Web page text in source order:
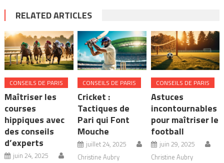
RELATED ARTICLES
CONSEILS DE PARIS
Maîtriser les
courses
hippiques avec
des conseils
d’experts
juin 24, 2025
CONSEILS DE PARIS
Cricket :
Tactiques de
Pari qui Font
Mouche
juillet 24, 2025
Christine Aubry
CONSEILS DE PARIS
Astuces
incontournables
pour maîtriser le
football
juin 29, 2025
Christine Aubry